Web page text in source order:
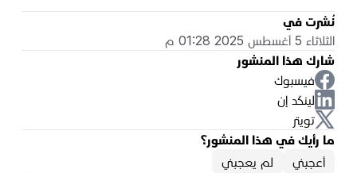
نُشرت في
الثلاثاء 5 أغسطس 2025 01:28 م
شارك هذا المنشور
فيسبوك
لينكد إن
تويتر
ما رأيك في هذا المنشور؟
أعجبني
لم يعجبني